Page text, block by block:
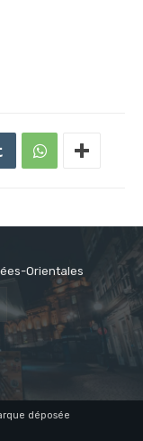
Orientales
déposée